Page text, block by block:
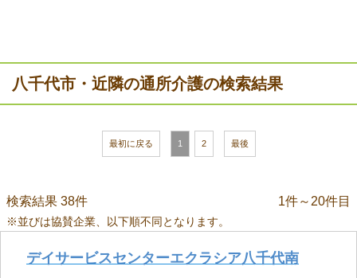
八千代市・近隣の通所介護の検索結果
最初に戻る 1 2 最後
検索結果 38件 1件～20件目
※並びは協賛企業、以下順不同となります。
デイサービスセンターエクラシア八千代南